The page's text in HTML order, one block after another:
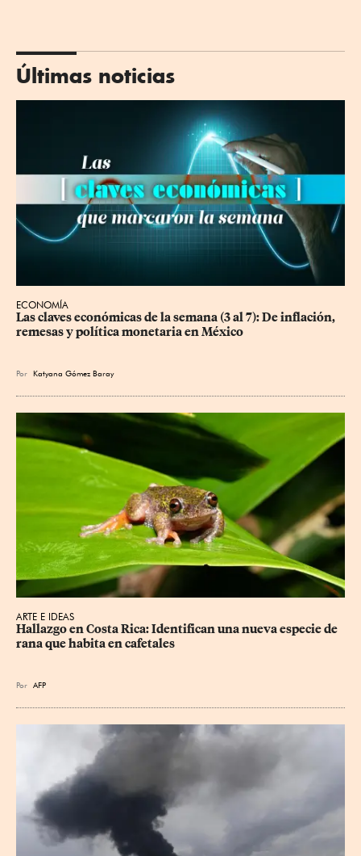
Últimas noticias
ECONOMÍA
Las claves económicas de la semana (3 al 7): De inflación,
remesas y política monetaria en México
Por Katyana Gómez Baray
ARTE E IDEAS
Hallazgo en Costa Rica: Identifican una nueva especie de
rana que habita en cafetales
Por AFP